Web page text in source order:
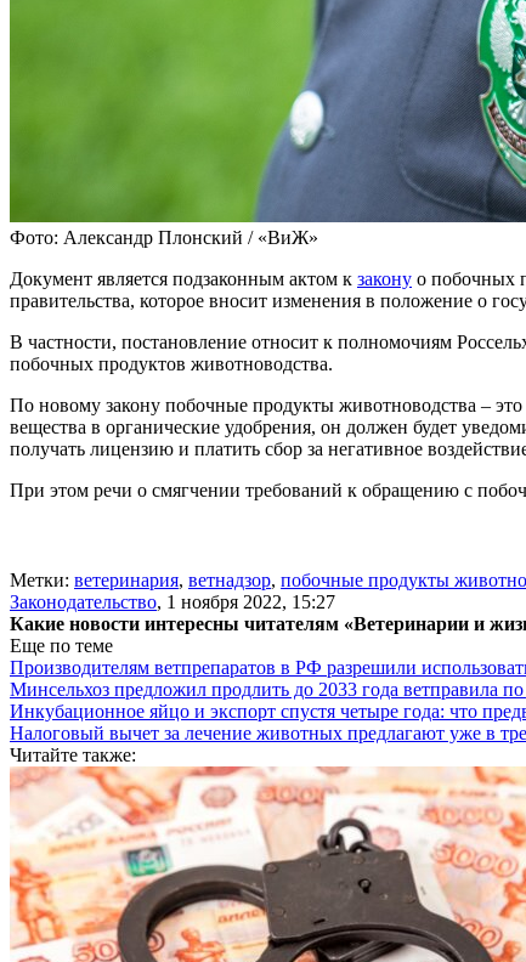
Фото: Александр Плонский / «ВиЖ»
Документ является подзаконным актом к закону о побочных
правительства, которое вносит изменения в положение о
В частности, постановление относит к полномочиям
побочных продуктов животноводства.
По новому закону побочные продукты животноводства –
вещества в органические удобрения, он должен будет
получать лицензию и платить сбор за негативное
При этом речи о смягчении требований к обращению с
Метки: ветеринария, ветнадзор, побочные продукты
Законодательство, 1 ноября 2022, 15:27
Какие новости интересны читателям «Ветеринарии и
Еще по теме
Производителям ветпрепаратов в РФ разрешили
Минсельхоз предложил продлить до 2033 года ветправила
Инкубационное яйцо и экспорт спустя четыре года: что
Налоговый вычет за лечение животных предлагают уже в
Читайте также: